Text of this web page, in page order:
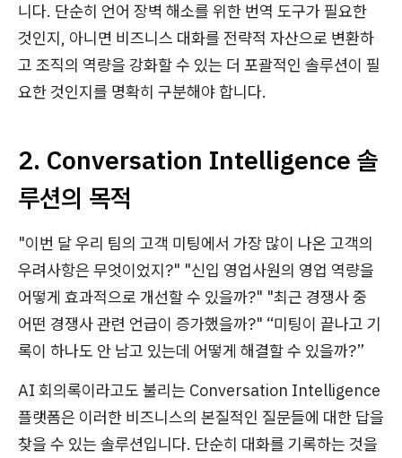
니다. 단순히 언어 장벽 해소를 위한 번역 도구가 필요한
것인지, 아니면 비즈니스 대화를 전략적 자산으로 변환하
고 조직의 역량을 강화할 수 있는 더 포괄적인 솔루션이 필
요한 것인지를 명확히 구분해야 합니다.
2. Conversation Intelligence 솔
루션의 목적
"이번 달 우리 팀의 고객 미팅에서 가장 많이 나온 고객의
우려사항은 무엇이었지?" "신입 영업사원의 영업 역량을
어떻게 효과적으로 개선할 수 있을까?" "최근 경쟁사 중
어떤 경쟁사 관련 언급이 증가했을까?" “미팅이 끝나고 기
록이 하나도 안 남고 있는데 어떻게 해결할 수 있을까?”
AI 회의록이라고도 불리는 Conversation Intelligence
플랫폼은 이러한 비즈니스의 본질적인 질문들에 대한 답을
찾을 수 있는 솔루션입니다. 단순히 대화를 기록하는 것을